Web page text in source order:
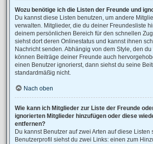
Wozu benötige ich die Listen der Freunde und
Du kannst diese Listen benutzen, um andere
verwalten. Mitglieder, die du deiner Freundesliste
deinem persönlichen Bereich für den schnellen
siehst dort deren Onlinestatus und kannst ihnen
Nachricht senden. Abhängig von dem Style, den
können Beiträge deiner Freunde auch
einen Benutzer ignorierst, dann siehst du seine
standardmäßig nicht.
Nach oben
Wie kann ich Mitglieder zur Liste der Freunde
ignorierten Mitglieder hinzufügen oder diese
entfernen?
Du kannst Benutzer auf zwei Arten auf diese Listen
Benutzerprofil siehst du zwei Links: einen zum